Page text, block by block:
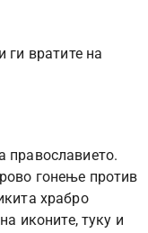
ги вратите на
православието.
гонење против
храбро
иконите, туку и